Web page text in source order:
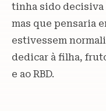
tinha sido decisiva
mas que pensaria
estivessem
dedicar à filha,
e ao RBD.